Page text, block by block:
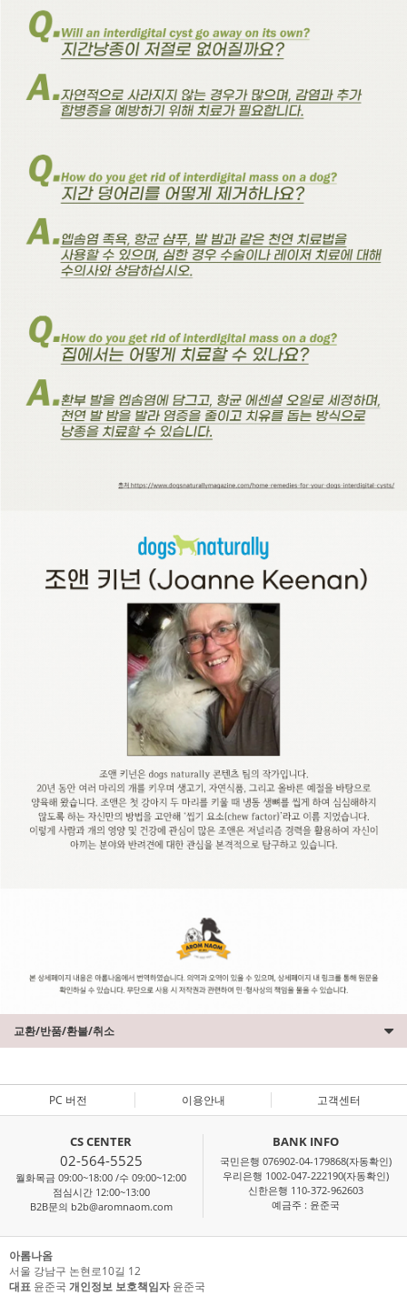
교환/반품/환불/취소
PC 버전 이용안내 고객센터
CS CENTER
02-564-5525
월화목금 09:00~18:00 /수 09:00~12:00
점심시간 12:00~13:00
B2B문의 b2b@aromnaom.com
BANK INFO
국민은행 076902-04-179868(자동확인)
우리은행 1002-047-222190(자동확인)
신한은행 110-372-962603
예금주 : 윤준국
아롬나옴
서울 강남구 논현로10길 12
대표 윤준국 개인정보 보호책임자윤준국